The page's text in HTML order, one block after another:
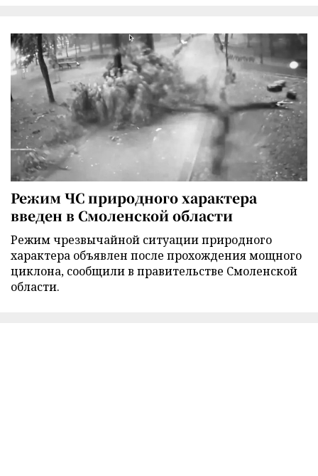
Режим ЧС природного характера
введен в Смоленской области
Режим чрезвычайной ситуации природного
характера объявлен после прохождения мощного
циклона, сообщили в правительстве Смоленской
области.